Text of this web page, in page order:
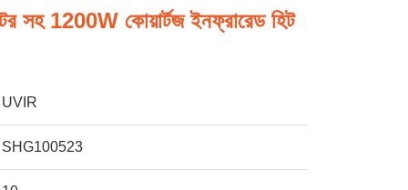
সহ 1200W কোয়ার্টজ ইনফ্রারেড হিট
UVIR
SHG100523